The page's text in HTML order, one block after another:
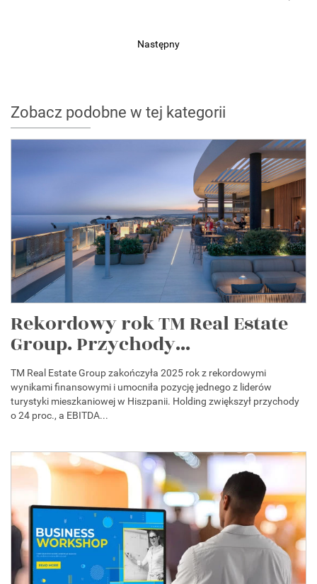
Następny
Zobacz podobne w tej kategorii
Rekordowy rok TM Real Estate
Group. Przychody...
TM Real Estate Group zakończyła 2025 rok z rekordowymi
wynikami finansowymi i umocniła pozycję jednego z liderów
turystyki mieszkaniowej w Hiszpanii. Holding zwiększył przychody
o 24 proc., a EBITDA...